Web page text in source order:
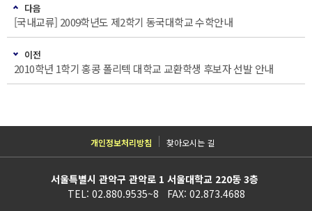
다음
[국내교류] 2009학년도 제2학기 동국대학교 수학안내
이전
2010학년 1학기 홍콩 폴리텍 대학교 교환학생 후보자 선발 안내
개인정보처리방침 찾아오시는 길
서울특별시 관악구 관악로 1 서울대학교 220동 3층
TEL: 02.880.9535~8 FAX: 02.873.4688